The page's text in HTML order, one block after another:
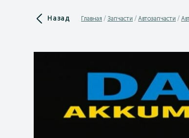
Назад Главная Запчасти Автозапчасти